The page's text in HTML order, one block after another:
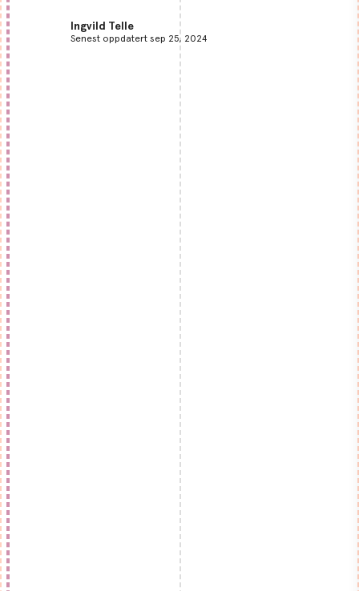
Ingvild Telle
Senest oppdatert sep 25, 2024